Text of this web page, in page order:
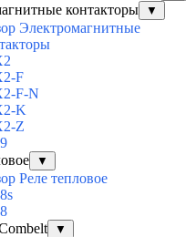
контакторы ▼
Электромагнитные
F
F-N
K
Z
▼
Реле тепловое
▼